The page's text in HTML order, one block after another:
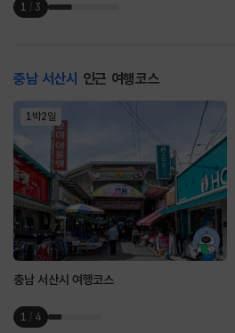
1 / 3
충남 서산시 인근 여행코스
1박2일
충남 서산시 여행코스
1 / 4